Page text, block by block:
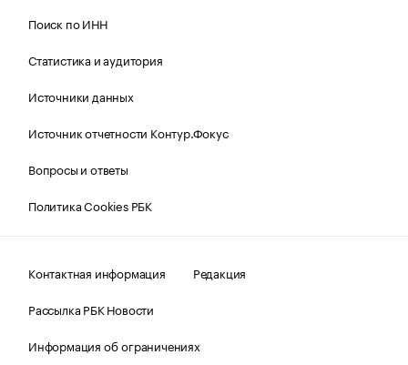
Поиск по ИНН
Статистика и аудитория
Источники данных
Источник отчетности Контур.Фокус
Вопросы и ответы
Политика Cookies РБК
Контактная информация
Редакция
Рассылка РБК Новости
Информация об ограничениях